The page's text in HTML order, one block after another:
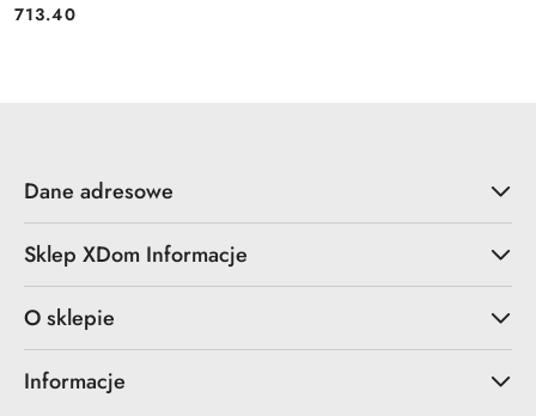
Cena:
713.40
Dane adresowe
Sklep XDom Informacje
O sklepie
Informacje